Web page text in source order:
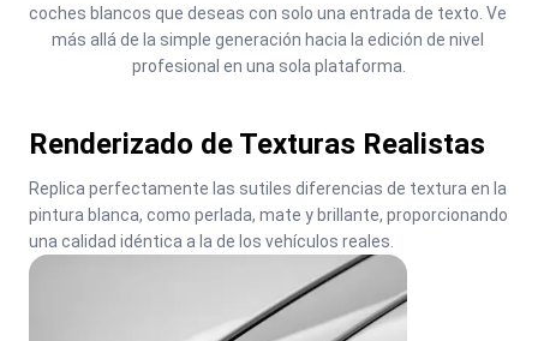
coches blancos que deseas con solo una entrada de texto. Ve
más allá de la simple generación hacia la edición de nivel
profesional en una sola plataforma.
Renderizado de Texturas Realistas
Replica perfectamente las sutiles diferencias de textura en la
pintura blanca, como perlada, mate y brillante, proporcionando
una calidad idéntica a la de los vehículos reales.